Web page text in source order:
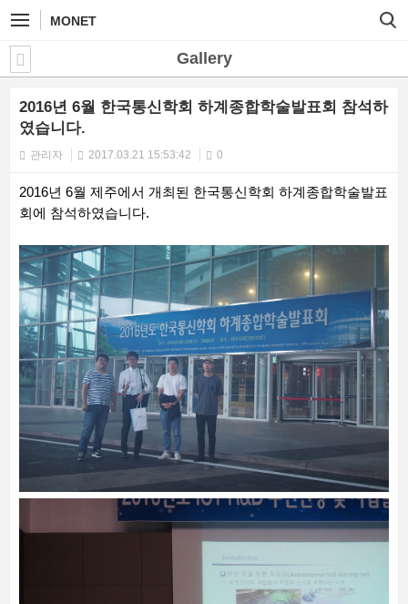
MONET
Gallery
2016년 6월 한국통신학회 하계종합학술발표회 참석하
였습니다.
관리자 2017.03.21 15:53:42 0
2016년 6월 제주에서 개최된 한국통신학회 하계종합학술발표
회에 참석하였습니다.